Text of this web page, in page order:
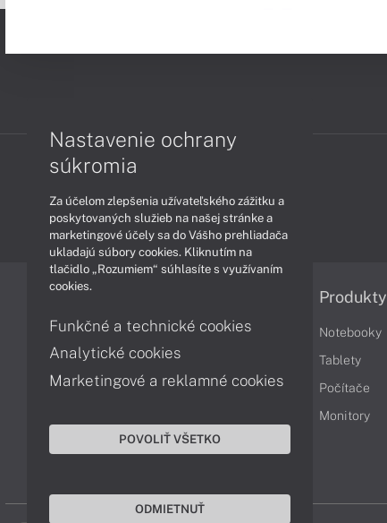
PODPORA A SERVIS
Obchodné podmienky
Reklamačné podmienky
Ochrana osobných údajov
Vyhlásenie o prístupnosti
Produkty
Notebooky
Tablety
Počítače
Monitory
Nastavenie ochrany
súkromia
Za účelom zlepšenia užívateľského zážitku a
poskytovaných služieb na našej stránke a
marketingové účely sa do Vášho prehliadača
ukladajú súbory cookies. Kliknutím na
tlačidlo „Rozumiem“ súhlasíte s využívaním
cookies.
Funkčné a technické cookies
Analytické cookies
Marketingové a reklamné cookies
POVOLIŤ VŠETKO
ODMIETNUŤ